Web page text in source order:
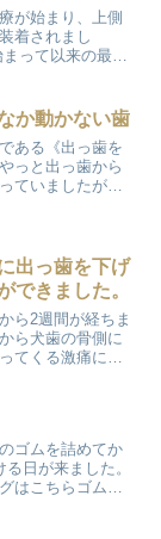
が始まり、上側
着されまし
って以来の最大
後どのように変
か動かない歯
ある《出っ歯を
っと出っ歯から
ていましたが、
き...
出っ歯を下げ
できました。
ら2週間が経ちま
ら犬歯の骨側に
てくる激痛に耐
に。やっぱり痛
ゴムを詰めてか
日が来ました。
はこちらゴムを